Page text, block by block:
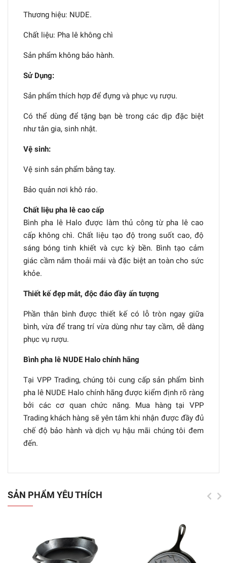
Thương hiệu: NUDE.
Chất liệu: Pha lê không chì
Sản phẩm không bảo hành.
Sử Dụng:
Sản phẩm thích hợp để đựng và phục vụ rượu.
Có thể dùng để tặng bạn bè trong các dịp đặc biệt
như tân gia, sinh nhật.
Vệ sinh:
Vệ sinh sản phẩm bằng tay.
Bảo quản nơi khô ráo.
Chất liệu pha lê cao cấp
Bình pha lê Halo được làm thủ công từ pha lê cao
cấp không chì. Chất liệu tạo độ trong suốt cao, độ
sáng bóng tinh khiết và cực kỳ bền. Bình tạo cảm
giác cầm nắm thoải mái và đặc biệt an toàn cho sức
khỏe.
Thiết kế đẹp mắt, độc đáo đầy ấn tượng
Phần thân bình được thiết kế có lỗ tròn ngay giữa
bình, vừa để trang trí vừa dùng như tay cầm, dễ dàng
phục vụ rượu.
Bình pha lê NUDE Halo chính hãng
Tại VPP Trading, chúng tôi cung cấp sản phẩm bình
pha lê NUDE Halo chính hãng được kiểm định rõ ràng
bởi các cơ quan chức năng. Mua hàng tại VPP
Trading khách hàng sẽ yên tâm khi nhận được đầy đủ
chế độ bảo hành và dịch vụ hậu mãi chúng tôi đem
đến.
SẢN PHẨM YÊU THÍCH